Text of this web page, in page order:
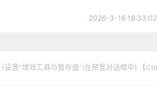
2026-3-16 18:33:02
设置“增效工具与暂存盘”(在预置对话框中) 【